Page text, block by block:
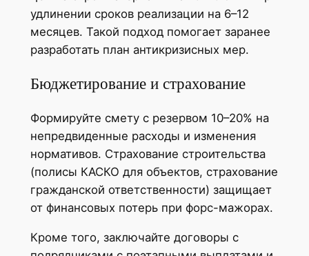
удлинении сроков реализации на 6–12
месяцев. Такой подход помогает заранее
разработать план антикризисных мер.
Бюджетирование и страхование
Формируйте смету с резервом 10–20% на
непредвиденные расходы и изменения
нормативов. Страхование строительства
(полисы КАСКО для объектов, страхование
гражданской ответственности) защищает
от финансовых потерь при форс-мажорах.
Кроме того, заключайте договоры с